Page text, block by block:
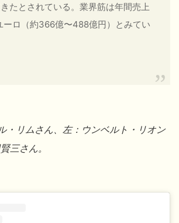
たとされている。業界筋は年間売上
ロ（約366億〜488億円）とみてい
・リムさん、左：ウンベルト・リオン
三さん。